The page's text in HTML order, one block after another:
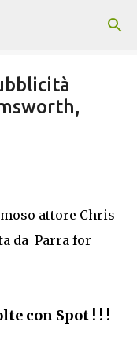
attore Chris
da Parra for
con Spot ! ! !